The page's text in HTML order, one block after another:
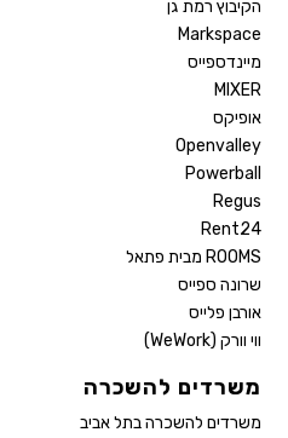
הקיבוץ רמת גן
Markspace
מיינדספייס
MIXER
אופיקס
Openvalley
Powerball
Regus
Rent24
ROOMS מבית פתאל
שרונה ספייס
אורבן פלייס
ווי וורק (WeWork)
משרדים להשכרה
משרדים להשכרה בתל אביב